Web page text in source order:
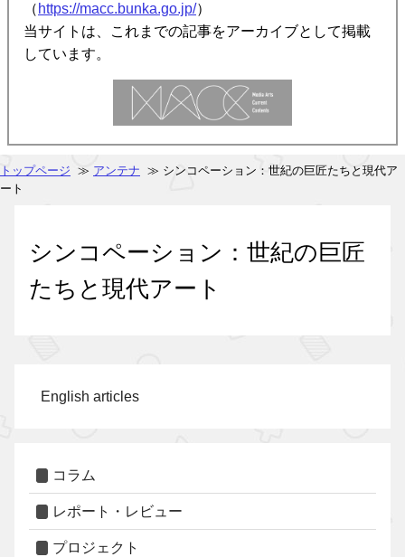
（ https://macc.bunka.go.jp/）
当サイトは、これまでの記事をアーカイブとして掲載
しています。
トップページ ≫ アンテナ ≫ シンコペーション：世紀の巨匠たちと現代ア
ート
シンコペーション：世紀の巨匠
たちと現代アート
English articles
コラム
レポート・レビュー
プロジェクト